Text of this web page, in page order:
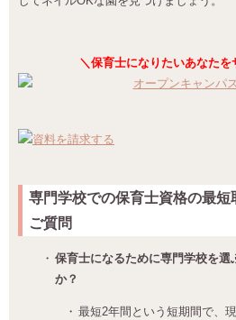
＼保育士になりたいあなたを
専門学校での保育士資格の最短
ご質問
保育士になるために専門学校を選
か？
最短2年間という短期間で、